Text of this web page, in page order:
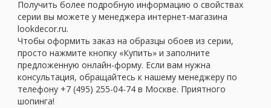
Получить более подробную информацию о свойствах
серии вы можете у менеджера интернет-магазина
lookdecor.ru.
Чтобы оформить заказ на образцы обоев из серии,
просто нажмите кнопку «Купить» и заполните
предложенную онлайн-форму. Если вам нужна
консультация, обращайтесь к нашему менеджеру по
телефону +7 (495) 255-04-74 в Москве. Приятного
шопинга!